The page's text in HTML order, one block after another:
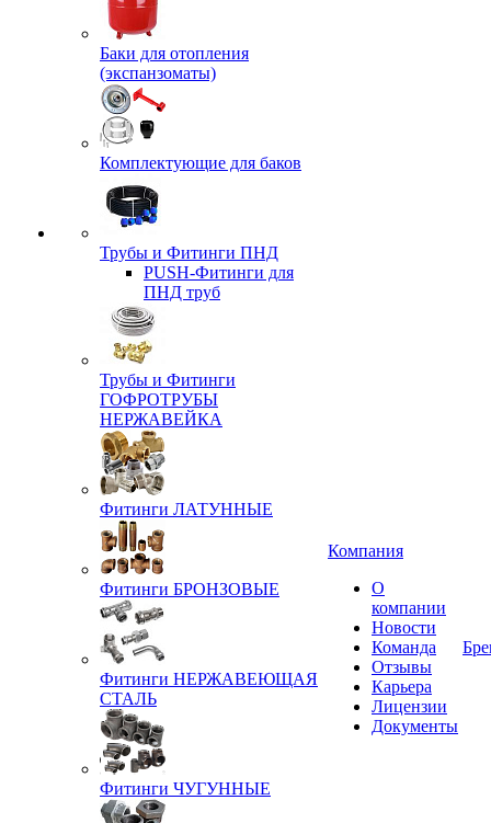
Баки для отопления
(экспанзоматы)
Комплектующие для баков
Трубы и Фитинги ПНД
PUSH-Фитинги для
ПНД труб
Трубы и Фитинги
ГОФРОТРУБЫ
НЕРЖАВЕЙКА
Фитинги ЛАТУННЫЕ
Фитинги БРОНЗОВЫЕ
Фитинги НЕРЖАВЕЮЩАЯ
СТАЛЬ
Фитинги ЧУГУННЫЕ
Компания
О
компании
Новости
Команда
Отзывы
Карьера
Лицензии
Документы